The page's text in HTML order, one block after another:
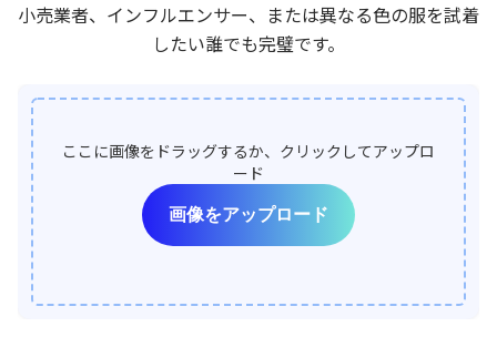
小売業者、インフルエンサー、または異なる色の服を試着
したい誰でも完璧です。
ここに画像をドラッグするか、クリックしてアップロ
ード
画像をアップロード